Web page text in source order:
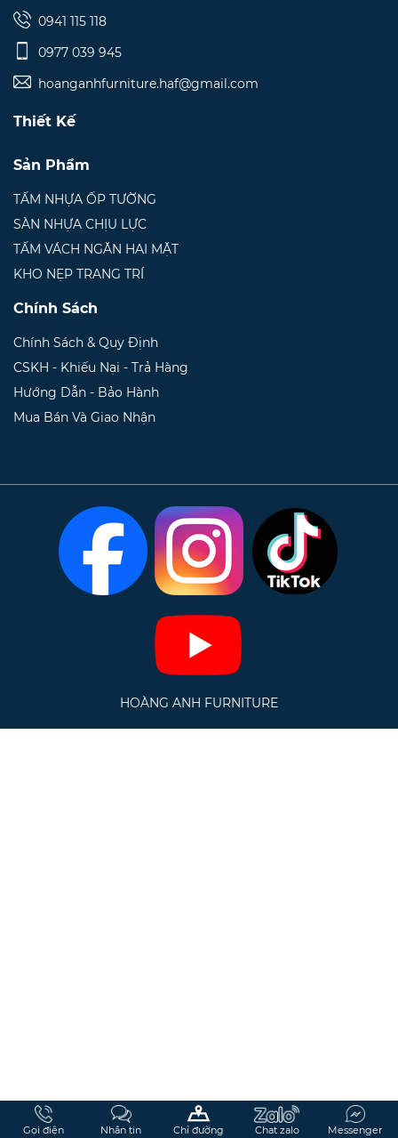
0941 115 118
0977 039 945
hoanganhfurniture.haf@gmail.com
Thiết Kế
Sản Phẩm
TẤM NHỰA ỐP TƯỜNG
SÀN NHỰA CHỊU LỰC
TẤM VÁCH NGĂN HAI MẶT
KHO NẸP TRANG TRÍ
Chính Sách
Chính Sách & Quy Định
CSKH - Khiếu Nại - Trả Hàng
Hướng Dẫn - Bảo Hành
Mua Bán Và Giao Nhận
HOÀNG ANH FURNITURE
Gọi điện Nhắn tin Chỉ đường Chat zalo Messenger